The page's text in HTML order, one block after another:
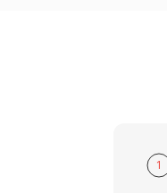
1